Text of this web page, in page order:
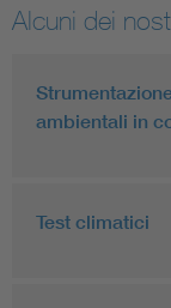
Alcuni dei
ambientali in
Test climatici